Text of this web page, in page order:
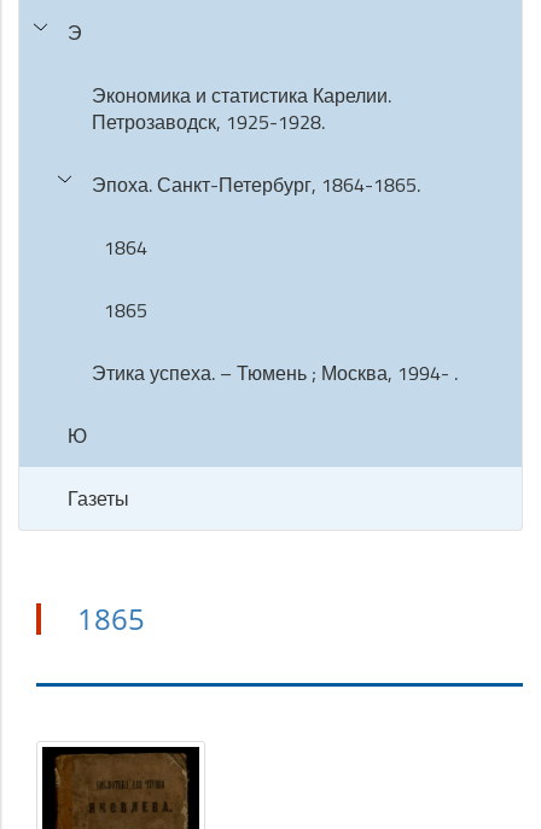
Э
Экономика и статистика Карелии.
Петрозаводск, 1925-1928.
Эпоха. Санкт-Петербург, 1864-1865.
1864
1865
Этика успеха. – Тюмень ; Москва, 1994- .
Ю
Газеты
1865
1865